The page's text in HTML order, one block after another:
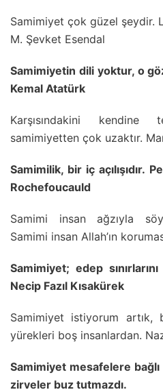
Samimiyet çok güzel şeydir.
M. Şevket Esendal
Samimiyetin dili yoktur, o
Kemal Atatürk
Karşısındakini
samimiyetten çok uzaktır.
Samimilik, bir iç açılışıdır.
Rochefoucauld
Samimi insan ağzıyla
Samimi insan Allah’ın
Samimiyet; edep
Necip Fazıl Kısakürek
Samimiyet istiyorum artık,
yürekleri boş insanlardan.
Samimiyet mesafelere bağlı
zirveler buz tutmazdı.